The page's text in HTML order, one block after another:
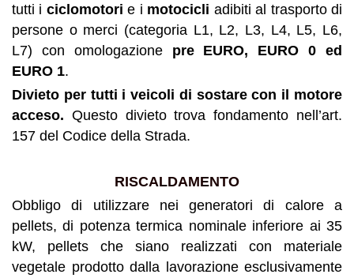
tutti i ciclomotori e i motocicli adibiti al trasporto di
persone o merci (categoria L1, L2, L3, L4, L5, L6,
L7) con omologazione pre EURO, EURO 0 ed
EURO 1.
Divieto per tutti i veicoli di sostare con il motore
acceso. Questo divieto trova fondamento nell’art.
157 del Codice della Strada.
RISCALDAMENTO
Obbligo di utilizzare nei generatori di calore a
pellets, di potenza termica nominale inferiore ai 35
kW, pellets che siano realizzati con materiale
vegetale prodotto dalla lavorazione esclusivamente